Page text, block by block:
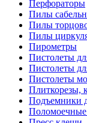
Перфораторы
Пилы
Пилы
Пилы
Пирометры
Пистолеты
Пистолеты
Пистолеты
Плиткорезы,
Подъемники